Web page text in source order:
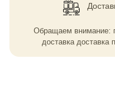
Обращаем внимание:
доставка доставка